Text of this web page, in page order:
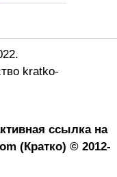
kratko-
ссылка на
(Кратко) © 2012-